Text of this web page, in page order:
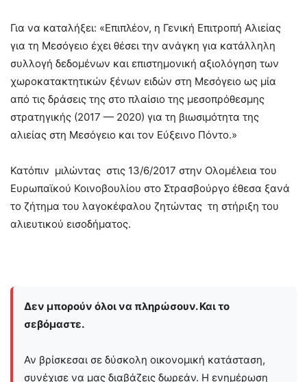
Για να καταλήξει: «Επιπλέον, η Γενική Επιτροπή Αλιείας
για τη Μεσόγειο έχει θέσει την ανάγκη για κατάλληλη
συλλογή δεδομένων και επιστημονική αξιολόγηση των
χωροκατακτητικών ξένων ειδών στη Μεσόγειο ως μία
από τις δράσεις της στο πλαίσιο της μεσοπρόθεσμης
στρατηγικής (2017 — 2020) για τη βιωσιμότητα της
αλιείας στη Μεσόγειο και τον Εύξεινο Πόντο.»
Κατόπιν μιλώντας στις 13/6/2017 στην Ολομέλεια του
Ευρωπαϊκού Κοινοβουλίου στο Στρασβούργο έθεσα ξανά
το ζήτημα του λαγοκέφαλου ζητώντας τη στήριξη του
αλιευτικού εισοδήματος.
Δεν μπορούν όλοι να πληρώσουν. Και το
σεβόμαστε.
Αν βρίσκεσαι σε δύσκολη οικονομική κατάσταση,
συνέχισε να μας διαβάζεις δωρεάν. Η ενημέρωση